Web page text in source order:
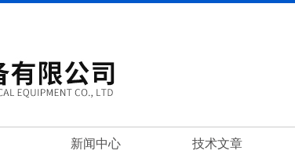
新闻中心 技术文章